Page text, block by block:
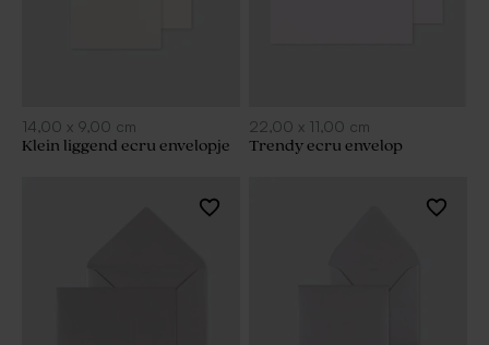
14,00 x 9,00 cm
Klein liggend ecru envelopje
22,00 x 11,00 cm
Trendy ecru envelop